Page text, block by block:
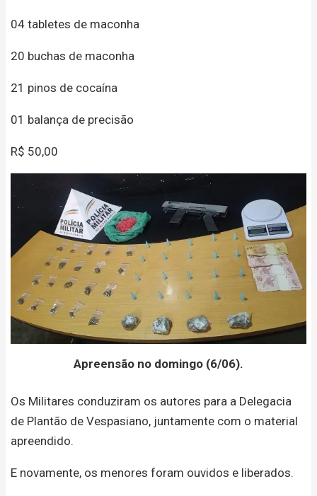
04 tabletes de maconha
20 buchas de maconha
21 pinos de cocaína
01 balança de precisão
R$ 50,00
Apreensão no domingo (6/06).
Os Militares conduziram os autores para a Delegacia
de Plantão de Vespasiano, juntamente com o material
apreendido.
E novamente, os menores foram ouvidos e liberados.